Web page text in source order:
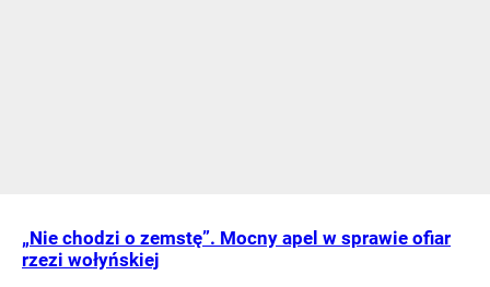
„Nie chodzi o zemstę”. Mocny apel w sprawie ofiar
rzezi wołyńskiej